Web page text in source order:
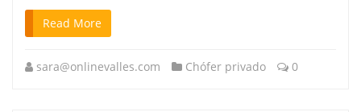
Read More
sara@onlinevalles.com Chófer privado 0